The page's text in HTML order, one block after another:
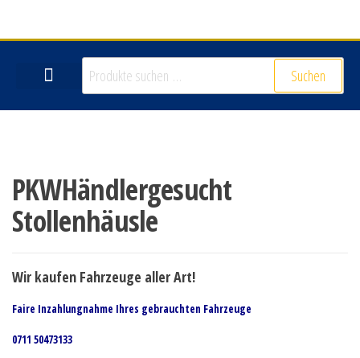
Suchen
PKWHändlergesucht
Stollenhäusle
Wir kaufen Fahrzeuge aller Art!
Faire Inzahlungnahme Ihres gebrauchten Fahrzeuge
0711 50473133